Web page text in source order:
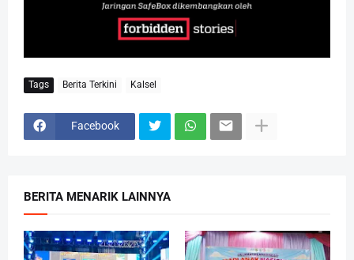
Tags Berita Terkini Kalsel
Facebook
BERITA MENARIK LAINNYA